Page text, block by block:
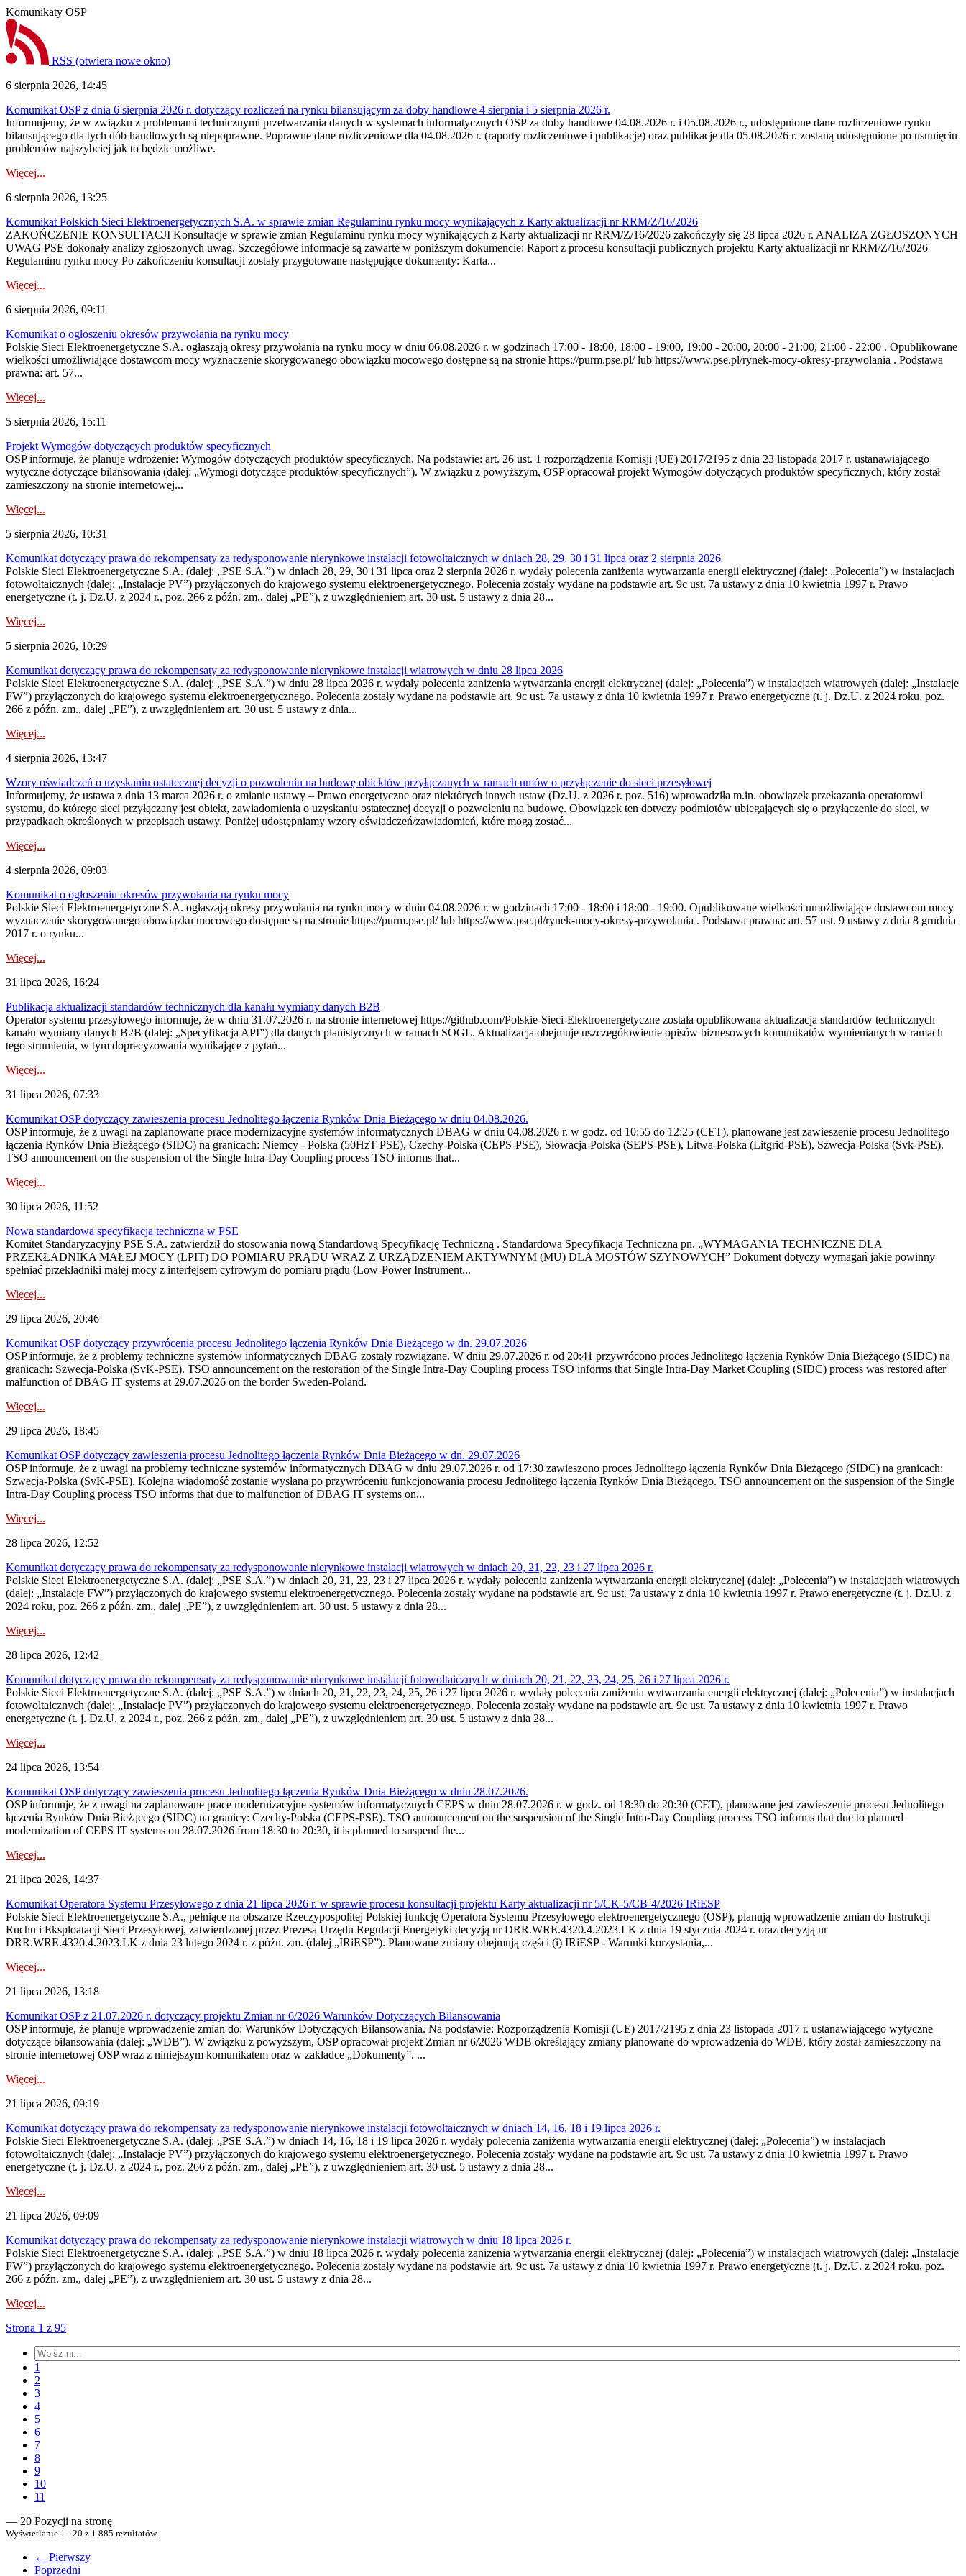
Komunikaty OSP
RSS (otwiera nowe okno)
6 sierpnia 2026, 14:45
Komunikat OSP z dnia 6 sierpnia 2026 r. dotyczący rozliczeń na rynku bilansującym za doby handlowe 4 sierpnia i 5 sierpnia 2026 r.
Informujemy, że w związku z problemami technicznymi przetwarzania danych w systemach informatycznych OSP za doby handlowe 04.08.2026 r. i 05.08.2026 r., udostępnione dane rozliczeniowe rynku
bilansującego dla tych dób handlowych są niepoprawne. Poprawne dane rozliczeniowe dla 04.08.2026 r. (raporty rozliczeniowe i publikacje) oraz publikacje dla 05.08.2026 r. zostaną udostępnione po usunięciu
problemów najszybciej jak to będzie możliwe.
Więcej...
6 sierpnia 2026, 13:25
Komunikat Polskich Sieci Elektroenergetycznych S.A. w sprawie zmian Regulaminu rynku mocy wynikających z Karty aktualizacji nr RRM/Z/16/2026
ZAKOŃCZENIE KONSULTACJI Konsultacje w sprawie zmian Regulaminu rynku mocy wynikających z Karty aktualizacji nr RRM/Z/16/2026 zakończyły się 28 lipca 2026 r. ANALIZA ZGŁOSZONYCH
UWAG PSE dokonały analizy zgłoszonych uwag. Szczegółowe informacje są zawarte w poniższym dokumencie: Raport z procesu konsultacji publicznych projektu Karty aktualizacji nr RRM/Z/16/2026
Regulaminu rynku mocy Po zakończeniu konsultacji zostały przygotowane następujące dokumenty: Karta...
Więcej...
6 sierpnia 2026, 09:11
Komunikat o ogłoszeniu okresów przywołania na rynku mocy
Polskie Sieci Elektroenergetyczne S.A. ogłaszają okresy przywołania na rynku mocy w dniu 06.08.2026 r. w godzinach 17:00 - 18:00, 18:00 - 19:00, 19:00 - 20:00, 20:00 - 21:00, 21:00 - 22:00 . Opublikowane
wielkości umożliwiające dostawcom mocy wyznaczenie skorygowanego obowiązku mocowego dostępne są na stronie https://purm.pse.pl/ lub https://www.pse.pl/rynek-mocy-okresy-przywolania . Podstawa
prawna: art. 57...
Więcej...
5 sierpnia 2026, 15:11
Projekt Wymogów dotyczących produktów specyficznych
OSP informuje, że planuje wdrożenie: Wymogów dotyczących produktów specyficznych. Na podstawie: art. 26 ust. 1 rozporządzenia Komisji (UE) 2017/2195 z dnia 23‍ listopada 2017 r. ustanawiającego
wytyczne dotyczące bilansowania (dalej: „Wymogi dotyczące produktów specyficznych”). W związku z powyższym, OSP opracował projekt Wymogów dotyczących produktów specyficznych, który został
zamieszczony na stronie internetowej...
Więcej...
5 sierpnia 2026, 10:31
Komunikat dotyczący prawa do rekompensaty za redysponowanie nierynkowe instalacji fotowoltaicznych w dniach 28, 29, 30 i 31 lipca oraz 2 sierpnia 2026
Polskie Sieci Elektroenergetyczne S.A. (dalej: „PSE S.A.”) w dniach 28, 29, 30 i 31 lipca oraz 2 sierpnia 2026 r. wydały polecenia zaniżenia wytwarzania energii elektrycznej (dalej: „Polecenia”) w instalacjach
fotowoltaicznych (dalej: „Instalacje PV”) przyłączonych do krajowego systemu elektroenergetycznego. Polecenia zostały wydane na podstawie art. 9c ust. 7a ustawy z dnia 10 kwietnia 1997 r. Prawo
energetyczne (t. j. Dz.U. z 2024 r., poz. 266 z późn. zm., dalej „PE”), z uwzględnieniem art. 30 ust. 5 ustawy z dnia 28...
Więcej...
5 sierpnia 2026, 10:29
Komunikat dotyczący prawa do rekompensaty za redysponowanie nierynkowe instalacji wiatrowych w dniu 28 lipca 2026
Polskie Sieci Elektroenergetyczne S.A. (dalej: „PSE S.A.”) w dniu 28 lipca 2026 r. wydały polecenia zaniżenia wytwarzania energii elektrycznej (dalej: „Polecenia”) w instalacjach wiatrowych (dalej: „Instalacje
FW”) przyłączonych do krajowego systemu elektroenergetycznego. Polecenia zostały wydane na podstawie art. 9c ust. 7a ustawy z dnia 10 kwietnia 1997 r. Prawo energetyczne (t. j. Dz.U. z 2024 roku, poz.
266 z późn. zm., dalej „PE”), z uwzględnieniem art. 30 ust. 5 ustawy z dnia...
Więcej...
4 sierpnia 2026, 13:47
Wzory oświadczeń o uzyskaniu ostatecznej decyzji o pozwoleniu na budowę obiektów przyłączanych w ramach umów o przyłączenie do sieci przesyłowej
Informujemy, że ustawa z dnia 13 marca 2026 r. o zmianie ustawy – Prawo energetyczne oraz niektórych innych ustaw (Dz.U. z 2026 r. poz. 516) wprowadziła m.in. obowiązek przekazania operatorowi
systemu, do którego sieci przyłączany jest obiekt, zawiadomienia o uzyskaniu ostatecznej decyzji o pozwoleniu na budowę. Obowiązek ten dotyczy podmiotów ubiegających się o przyłączenie do sieci, w
przypadkach określonych w przepisach ustawy. Poniżej udostępniamy wzory oświadczeń/zawiadomień, które mogą zostać...
Więcej...
4 sierpnia 2026, 09:03
Komunikat o ogłoszeniu okresów przywołania na rynku mocy
Polskie Sieci Elektroenergetyczne S.A. ogłaszają okresy przywołania na rynku mocy w dniu 04.08.2026 r. w godzinach 17:00 - 18:00 i 18:00 - 19:00. Opublikowane wielkości umożliwiające dostawcom mocy
wyznaczenie skorygowanego obowiązku mocowego dostępne są na stronie https://purm.pse.pl/ lub https://www.pse.pl/rynek-mocy-okresy-przywolania . Podstawa prawna: art. 57 ust. 9 ustawy z dnia 8 grudnia
2017 r. o rynku...
Więcej...
31 lipca 2026, 16:24
Publikacja aktualizacji standardów technicznych dla kanału wymiany danych B2B
Operator systemu przesyłowego informuje, że w dniu 31.07.2026 r. na stronie internetowej https://github.com/Polskie-Sieci-Elektroenergetyczne została opublikowana aktualizacja standardów technicznych
kanału wymiany danych B2B (dalej: „Specyfikacja API”) dla danych planistycznych w ramach SOGL. Aktualizacja obejmuje uszczegółowienie opisów biznesowych komunikatów wymienianych w ramach
tego strumienia, w tym doprecyzowania wynikające z pytań...
Więcej...
31 lipca 2026, 07:33
Komunikat OSP dotyczący zawieszenia procesu Jednolitego łączenia Rynków Dnia Bieżącego w dniu 04.08.2026.
OSP informuje, że z uwagi na zaplanowane prace modernizacyjne systemów informatycznych DBAG w dniu 04.08.2026 r. w godz. od 10:55 do 12:25 (CET), planowane jest zawieszenie procesu Jednolitego
łączenia Rynków Dnia Bieżącego (SIDC) na granicach: Niemcy - Polska (50HzT-PSE), Czechy-Polska (CEPS-PSE), Słowacja-Polska (SEPS-PSE), Litwa-Polska (Litgrid-PSE), Szwecja-Polska (Svk-PSE).
TSO announcement on the suspension of the Single Intra-Day Coupling process TSO informs that...
Więcej...
30 lipca 2026, 11:52
Nowa standardowa specyfikacja techniczna w PSE
Komitet Standaryzacyjny PSE S.A. zatwierdził do stosowania nową Standardową Specyfikację Techniczną . Standardowa Specyfikacja Techniczna pn. „WYMAGANIA TECHNICZNE DLA
PRZEKŁADNIKA MAŁEJ MOCY (LPIT) DO POMIARU PRĄDU WRAZ Z URZĄDZENIEM AKTYWNYM (MU) DLA MOSTÓW SZYNOWYCH” Dokument dotyczy wymagań jakie powinny
spełniać przekładniki małej mocy z interfejsem cyfrowym do pomiaru prądu (Low-Power Instrument...
Więcej...
29 lipca 2026, 20:46
Komunikat OSP dotyczący przywrócenia procesu Jednolitego łączenia Rynków Dnia Bieżącego w dn. 29.07.2026
OSP informuje, że z problemy techniczne systemów informatycznych DBAG zostały rozwiązane. W dniu 29.07.2026 r. od 20:41 przywrócono proces Jednolitego łączenia Rynków Dnia Bieżącego (SIDC) na
granicach: Szwecja-Polska (SvK-PSE). TSO announcement on the restoration of the Single Intra-Day Coupling process TSO informs that Single Intra-Day Market Coupling (SIDC) process was restored after
malfunction of DBAG IT systems at 29.07.2026 on the border Sweden-Poland.
Więcej...
29 lipca 2026, 18:45
Komunikat OSP dotyczący zawieszenia procesu Jednolitego łączenia Rynków Dnia Bieżącego w dn. 29.07.2026
OSP informuje, że z uwagi na problemy techniczne systemów informatycznych DBAG w dniu 29.07.2026 r. od 17:30 zawieszono proces Jednolitego łączenia Rynków Dnia Bieżącego (SIDC) na granicach:
Szwecja-Polska (SvK-PSE). Kolejna wiadomość zostanie wysłana po przywróceniu funkcjonowania procesu Jednolitego łączenia Rynków Dnia Bieżącego. TSO announcement on the suspension of the Single
Intra-Day Coupling process TSO informs that due to malfunction of DBAG IT systems on...
Więcej...
28 lipca 2026, 12:52
Komunikat dotyczący prawa do rekompensaty za redysponowanie nierynkowe instalacji wiatrowych w dniach 20, 21, 22, 23 i 27 lipca 2026 r.
Polskie Sieci Elektroenergetyczne S.A. (dalej: „PSE S.A.”) w dniach 20, 21, 22, 23 i 27 lipca 2026 r. wydały polecenia zaniżenia wytwarzania energii elektrycznej (dalej: „Polecenia”) w instalacjach wiatrowych
(dalej: „Instalacje FW”) przyłączonych do krajowego systemu elektroenergetycznego. Polecenia zostały wydane na podstawie art. 9c ust. 7a ustawy z dnia 10 kwietnia 1997 r. Prawo energetyczne (t. j. Dz.U. z
2024 roku, poz. 266 z późn. zm., dalej „PE”), z uwzględnieniem art. 30 ust. 5 ustawy z dnia 28...
Więcej...
28 lipca 2026, 12:42
Komunikat dotyczący prawa do rekompensaty za redysponowanie nierynkowe instalacji fotowoltaicznych w dniach 20, 21, 22, 23, 24, 25, 26 i 27 lipca 2026 r.
Polskie Sieci Elektroenergetyczne S.A. (dalej: „PSE S.A.”) w dniach 20, 21, 22, 23, 24, 25, 26 i 27 lipca 2026 r. wydały polecenia zaniżenia wytwarzania energii elektrycznej (dalej: „Polecenia”) w instalacjach
fotowoltaicznych (dalej: „Instalacje PV”) przyłączonych do krajowego systemu elektroenergetycznego. Polecenia zostały wydane na podstawie art. 9c ust. 7a ustawy z dnia 10 kwietnia 1997 r. Prawo
energetyczne (t. j. Dz.U. z 2024 r., poz. 266 z późn. zm., dalej „PE”), z uwzględnieniem art. 30 ust. 5 ustawy z dnia 28...
Więcej...
24 lipca 2026, 13:54
Komunikat OSP dotyczący zawieszenia procesu Jednolitego łączenia Rynków Dnia Bieżącego w dniu 28.07.2026.
OSP informuje, że z uwagi na zaplanowane prace modernizacyjne systemów informatycznych CEPS w dniu 28.07.2026 r. w godz. od 18:30 do 20:30 (CET), planowane jest zawieszenie procesu Jednolitego
łączenia Rynków Dnia Bieżącego (SIDC) na granicy: Czechy-Polska (CEPS-PSE). TSO announcement on the suspension of the Single Intra-Day Coupling process TSO informs that due to planned
modernization of CEPS IT systems on 28.07.2026 from 18:30 to 20:30, it is planned to suspend the...
Więcej...
21 lipca 2026, 14:37
Komunikat Operatora Systemu Przesyłowego z dnia 21 lipca 2026 r. w sprawie procesu konsultacji projektu Karty aktualizacji nr 5/CK-5/CB-4/2026 IRiESP
Polskie Sieci Elektroenergetyczne S.A., pełniące na obszarze Rzeczypospolitej Polskiej funkcję Operatora Systemu Przesyłowego elektroenergetycznego (OSP), planują wprowadzenie zmian do Instrukcji
Ruchu i Eksploatacji Sieci Przesyłowej, zatwierdzonej przez Prezesa Urzędu Regulacji Energetyki decyzją nr DRR.WRE.4320.4.2023.LK z dnia 19 stycznia 2024 r. oraz decyzją nr
DRR.WRE.4320.4.2023.LK z dnia 23 lutego 2024 r. z późn. zm. (dalej „IRiESP”). Planowane zmiany obejmują części (i) IRiESP - Warunki korzystania,...
Więcej...
21 lipca 2026, 13:18
Komunikat OSP z 21.07.2026 r. dotyczący projektu Zmian nr 6/2026 Warunków Dotyczących Bilansowania
OSP informuje, że planuje wprowadzenie zmian do: Warunków Dotyczących Bilansowania. Na podstawie: Rozporządzenia Komisji (UE) 2017/2195 z dnia 23‍ listopada 2017 r. ustanawiającego wytyczne
dotyczące bilansowania (dalej: „WDB”). W związku z powyższym, OSP opracował projekt Zmian nr 6/2026 WDB określający zmiany planowane do wprowadzenia do WDB, który został zamieszczony na
stronie internetowej OSP wraz z niniejszym komunikatem oraz w zakładce „Dokumenty”. ...
Więcej...
21 lipca 2026, 09:19
Komunikat dotyczący prawa do rekompensaty za redysponowanie nierynkowe instalacji fotowoltaicznych w dniach 14, 16, 18 i 19 lipca 2026 r.
Polskie Sieci Elektroenergetyczne S.A. (dalej: „PSE S.A.”) w dniach 14, 16, 18 i 19 lipca 2026 r. wydały polecenia zaniżenia wytwarzania energii elektrycznej (dalej: „Polecenia”) w instalacjach
fotowoltaicznych (dalej: „Instalacje PV”) przyłączonych do krajowego systemu elektroenergetycznego. Polecenia zostały wydane na podstawie art. 9c ust. 7a ustawy z dnia 10 kwietnia 1997 r. Prawo
energetyczne (t. j. Dz.U. z 2024 r., poz. 266 z późn. zm., dalej „PE”), z uwzględnieniem art. 30 ust. 5 ustawy z dnia 28...
Więcej...
21 lipca 2026, 09:09
Komunikat dotyczący prawa do rekompensaty za redysponowanie nierynkowe instalacji wiatrowych w dniu 18 lipca 2026 r.
Polskie Sieci Elektroenergetyczne S.A. (dalej: „PSE S.A.”) w dniu 18 lipca 2026 r. wydały polecenia zaniżenia wytwarzania energii elektrycznej (dalej: „Polecenia”) w instalacjach wiatrowych (dalej: „Instalacje
FW”) przyłączonych do krajowego systemu elektroenergetycznego. Polecenia zostały wydane na podstawie art. 9c ust. 7a ustawy z dnia 10 kwietnia 1997 r. Prawo energetyczne (t. j. Dz.U. z 2024 roku, poz.
266 z późn. zm., dalej „PE”), z uwzględnieniem art. 30 ust. 5 ustawy z dnia 28...
Więcej...
Strona 1 z 95
1
2
3
4
5
6
7
8
9
10
11
— 20 Pozycji na stronę
Wyświetlanie 1 - 20 z 1 885 rezultatów.
← Pierwszy
Poprzedni